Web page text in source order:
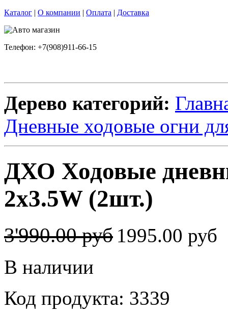
Каталог | О компании | Оплата | Доставка
Телефон: +7(908)911-66-15
Дерево категорий:
Дневные ходовые огни
ДХО Ходовые
2x3.5W (2шт.)
3'990.00 руб 1995.00 руб
В наличии
Код продукта: 3339